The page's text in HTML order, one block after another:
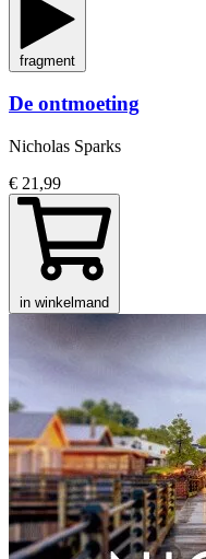
fragment
De ontmoeting
Nicholas Sparks
€ 21,99
in winkelmand